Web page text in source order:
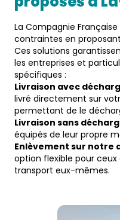
La Compagnie
contraintes en
Ces solutions
les entreprises et
spécifiques :
Livraison avec
livré directement sur
permettant de le
Livraison sans
équipés de leur propre
Enlèvement sur notre
option flexible pour
transport eux-mêmes.